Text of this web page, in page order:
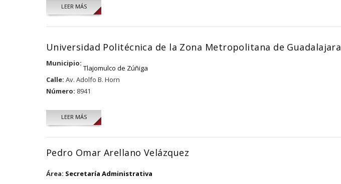
LEER MÁSSOBRE JULIA NOEMÍ PALACIOS RODRÍGUEZ
Universidad Politécnica de la Zona Metropolitana de Guadalajara
Municipio:
Tlajomulco de Zúñiga
Calle: Av. Adolfo B. Horn
Número: 8941
LEER MÁS
Pedro Omar Arellano Velázquez
Área: Secretaría Administrativa